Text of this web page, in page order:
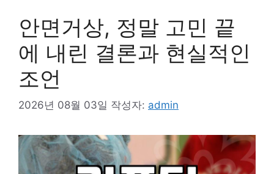
안면거상, 정말 고민 끝
에 내린 결론과 현실적인
조언
2026년 08월 03일 작성자: admin